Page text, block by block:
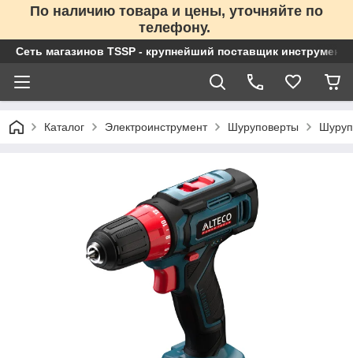
По наличию товара и цены, уточняйте по
телефону.
Сеть магазинов TSSP - крупнейший поставщик
Каталог Электроинструмент Шуруповерты